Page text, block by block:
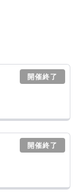
開催終了
開催終了